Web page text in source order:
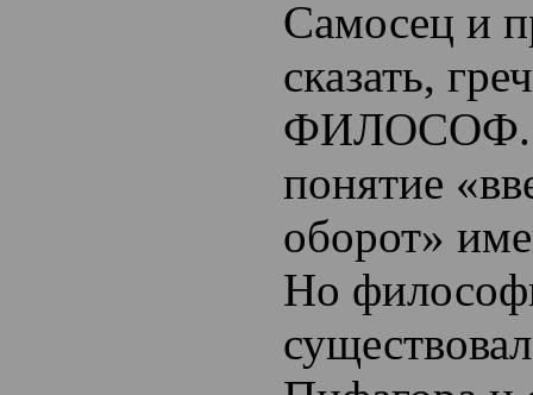
Самосец и
сказать,
ФИЛОСОФ.
понятие
оборот»
Но